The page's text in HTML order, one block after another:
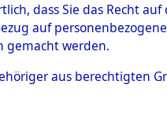
0004
Person
dass Sie das Recht
auf
gemacht werden.
aus